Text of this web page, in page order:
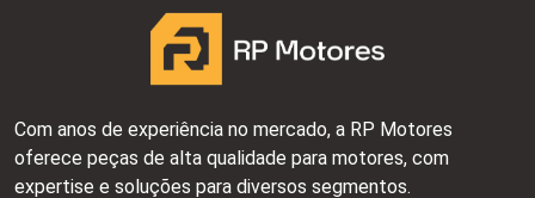
Com anos de experiência no mercado, a RP Motores
oferece peças de alta qualidade para motores, com
expertise e soluções para diversos segmentos.